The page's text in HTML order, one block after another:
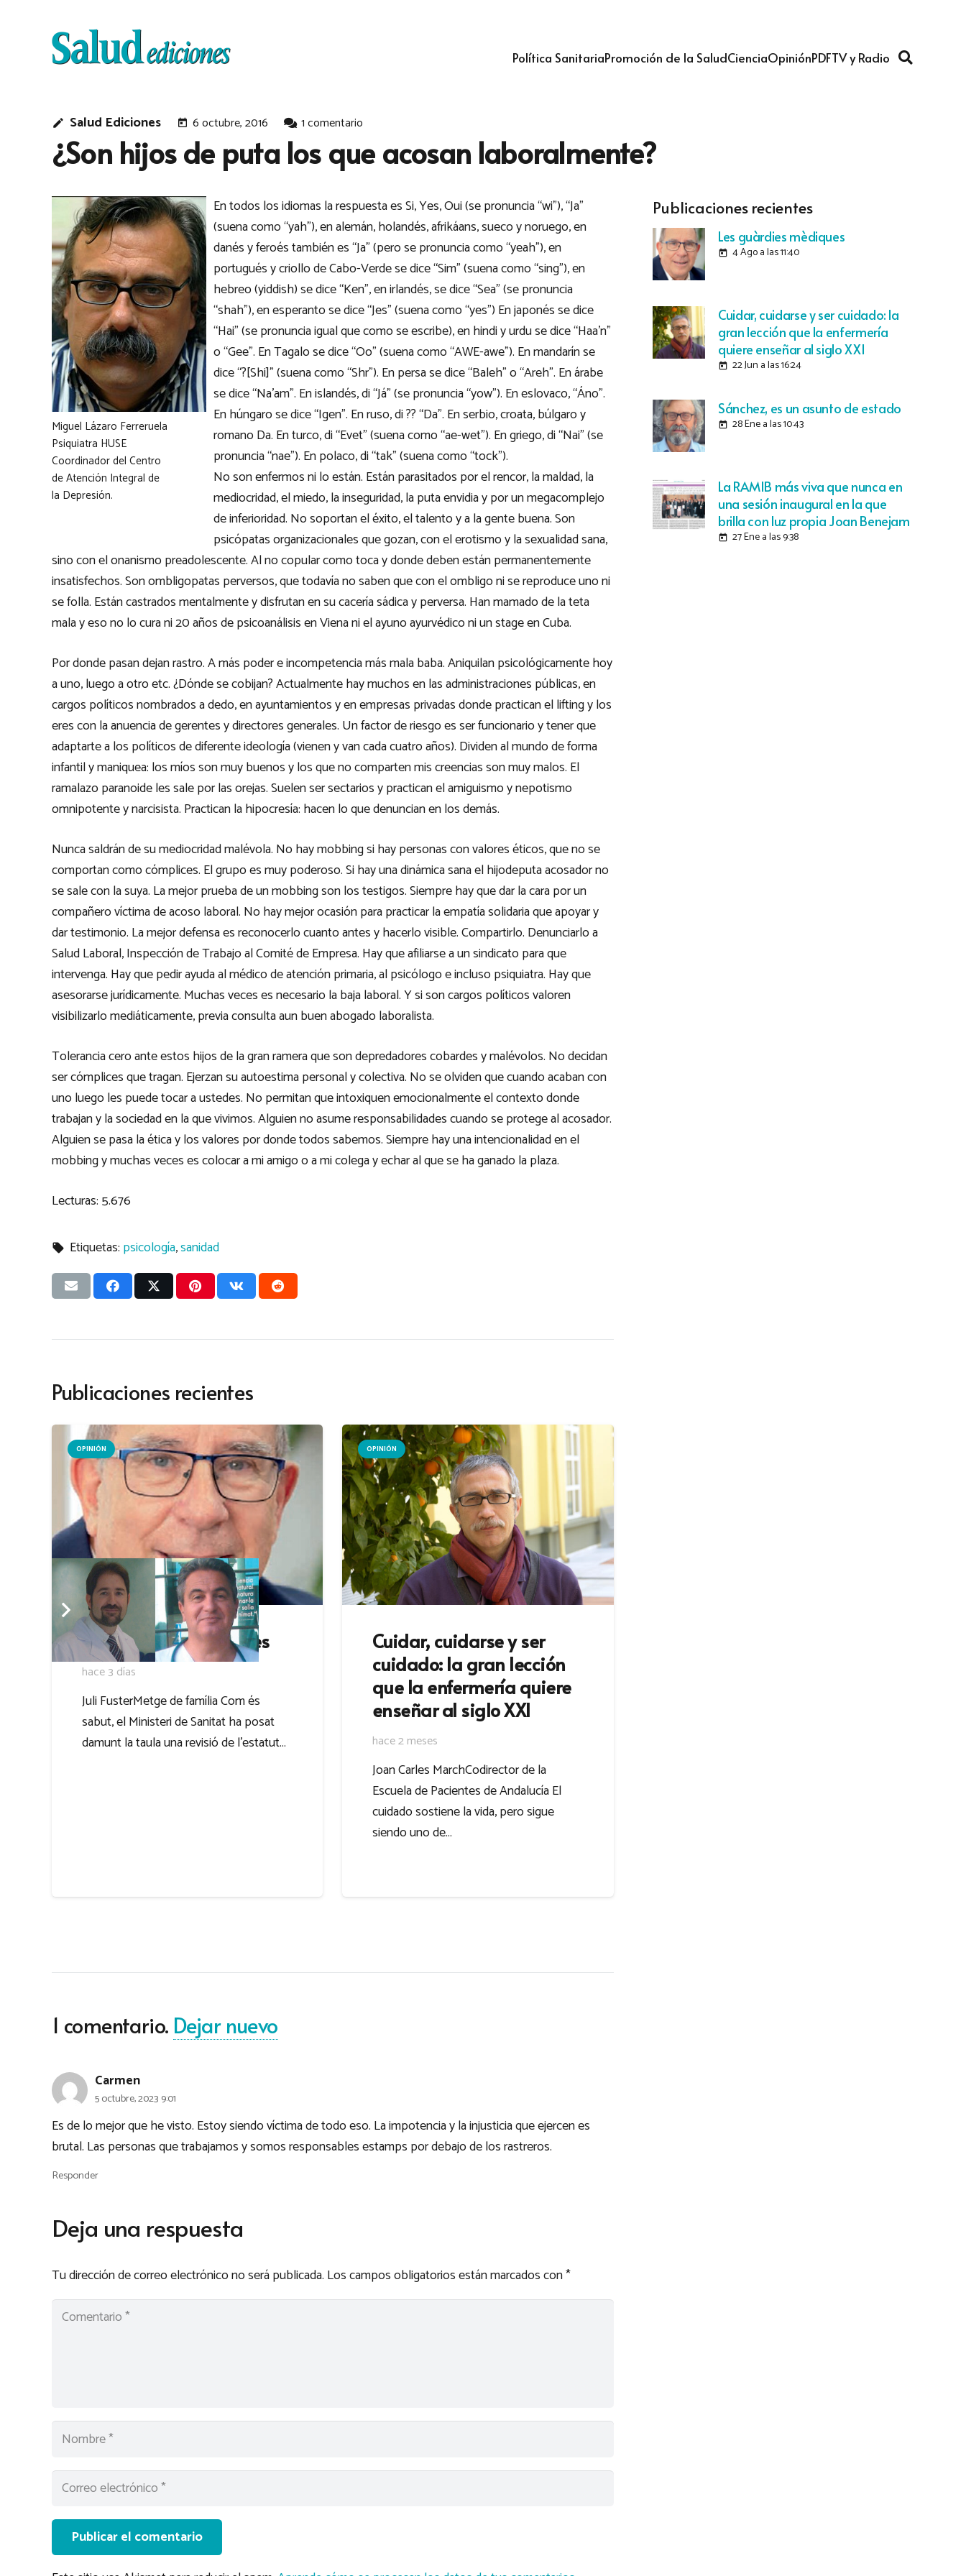
Política SanitariaPromoción de la SaludCienciaOpiniónPDFTV y Radio
edit Salud Ediciones today 6 octubre, 2016 1comentario
¿Son hijos de puta los que acosan laboralmente?
Miguel Lázaro Ferreruela
Psiquiatra HUSE
Coordinador del Centro
de Atención Integral de
la Depresión.
En todos los idiomas la respuesta es Si, Yes, Oui (se pronuncia “wi”), “Ja”
(suena como “yah”), en alemán, holandés, afrikáans, sueco y noruego, en
danés y feroés también es “Ja” (pero se pronuncia como “yeah”), en
portugués y criollo de Cabo-Verde se dice “Sim” (suena como “sing”), en
hebreo (yiddish) se dice “Ken”, en irlandés, se dice “Sea” (se pronuncia
“shah”), en esperanto se dice “Jes” (suena como “yes”) En japonés se dice
“Hai” (se pronuncia igual que como se escribe), en hindi y urdu se dice “Haa’n”
o “Gee”. En Tagalo se dice “Oo” (suena como “AWE-awe”). En mandarín se
dice “?[Shi]” (suena como “Shr”). En persa se dice “Baleh” o “Areh”. En árabe
se dice “Na’am”. En islandés, di “Já” (se pronuncia “yow”). En eslovaco, “Áno”.
En húngaro se dice “Igen”. En ruso, di ?? “Da”. En serbio, croata, búlgaro y
romano Da. En turco, di “Evet” (suena como “ae-wet”). En griego, di “Nai” (se
pronuncia “nae”). En polaco, di “tak” (suena como “tock”).
No son enfermos ni lo están. Están parasitados por el rencor, la maldad, la
mediocridad, el miedo, la inseguridad, la puta envidia y por un megacomplejo
de inferioridad. No soportan el éxito, el talento y a la gente buena. Son
psicópatas organizacionales que gozan, con el erotismo y la sexualidad sana,
sino con el onanismo preadolescente. Al no copular como toca y donde deben están permanentemente
insatisfechos. Son ombligopatas perversos, que todavía no saben que con el ombligo ni se reproduce uno ni
se folla. Están castrados mentalmente y disfrutan en su cacería sádica y perversa. Han mamado de la teta
mala y eso no lo cura ni 20 años de psicoanálisis en Viena ni el ayuno ayurvédico ni un stage en Cuba.
Por donde pasan dejan rastro. A más poder e incompetencia más mala baba. Aniquilan psicológicamente hoy
a uno, luego a otro etc. ¿Dónde se cobijan? Actualmente hay muchos en las administraciones públicas, en
cargos políticos nombrados a dedo, en ayuntamientos y en empresas privadas donde practican el lifting y los
eres con la anuencia de gerentes y directores generales. Un factor de riesgo es ser funcionario y tener que
adaptarte a los políticos de diferente ideología (vienen y van cada cuatro años). Dividen al mundo de forma
infantil y maniquea: los míos son muy buenos y los que no comparten mis creencias son muy malos. El
ramalazo paranoide les sale por las orejas. Suelen ser sectarios y practican el amiguismo y nepotismo
omnipotente y narcisista. Practican la hipocresía: hacen lo que denuncian en los demás.
Nunca saldrán de su mediocridad malévola. No hay mobbing si hay personas con valores éticos, que no se
comportan como cómplices. El grupo es muy poderoso. Si hay una dinámica sana el hijodeputa acosador no
se sale con la suya. La mejor prueba de un mobbing son los testigos. Siempre hay que dar la cara por un
compañero víctima de acoso laboral. No hay mejor ocasión para practicar la empatía solidaria que apoyar y
dar testimonio. La mejor defensa es reconocerlo cuanto antes y hacerlo visible. Compartirlo. Denunciarlo a
Salud Laboral, Inspección de Trabajo al Comité de Empresa. Hay que afiliarse a un sindicato para que
intervenga. Hay que pedir ayuda al médico de atención primaria, al psicólogo e incluso psiquiatra. Hay que
asesorarse jurídicamente. Muchas veces es necesario la baja laboral. Y si son cargos políticos valoren
visibilizarlo mediáticamente, previa consulta aun buen abogado laboralista.
Tolerancia cero ante estos hijos de la gran ramera que son depredadores cobardes y malévolos. No decidan
ser cómplices que tragan. Ejerzan su autoestima personal y colectiva. No se olviden que cuando acaban con
uno luego les puede tocar a ustedes. No permitan que intoxiquen emocionalmente el contexto donde
trabajan y la sociedad en la que vivimos. Alguien no asume responsabilidades cuando se protege al acosador.
Alguien se pasa la ética y los valores por donde todos sabemos. Siempre hay una intencionalidad en el
mobbing y muchas veces es colocar a mi amigo o a mi colega y echar al que se ha ganado la plaza.
Lecturas: 5.676
Publicaciones recientes
Les guàrdies mèdiques
today 4 Ago a las 11:40
Cuidar, cuidarse y ser cuidado: la
gran lección que la enfermería
quiere enseñar al siglo XXI
today 22 Jun a las 16:24
Sánchez, es un asunto de estado
today 28 Ene a las 10:43
La RAMIB más viva que nunca en
una sesión inaugural en la que
brilla con luz propia Joan Benejam
today 27 Ene a las 9:38
local_offer Etiquetas: psicología,sanidad
Publicaciones recientes
OPINIÓN
Les guàrdies mèdiques
hace 3 días
Juli FusterMetge de família Com és
sabut, el Ministeri de Sanitat ha posat
damunt la taula una revisió de l’estatut…
OPINIÓN
Cuidar, cuidarse y ser
cuidado: la gran lección
que la enfermería quiere
enseñar al siglo XXI
hace 2 meses
Joan Carles MarchCodirector de la
Escuela de Pacientes de Andalucía El
cuidado sostiene la vida, pero sigue
siendo uno de…
1 comentario. Dejar nuevo
Carmen
5 octubre, 2023 9:01
Es de lo mejor que he visto. Estoy siendo víctima de todo eso. La impotencia y la injusticia que ejercen es
brutal. Las personas que trabajamos y somos responsables estamps por debajo de los rastreros.
Responder
Deja una respuesta
Tu dirección de correo electrónico no será publicada. Los campos obligatorios están marcados con*
Publicar el comentario